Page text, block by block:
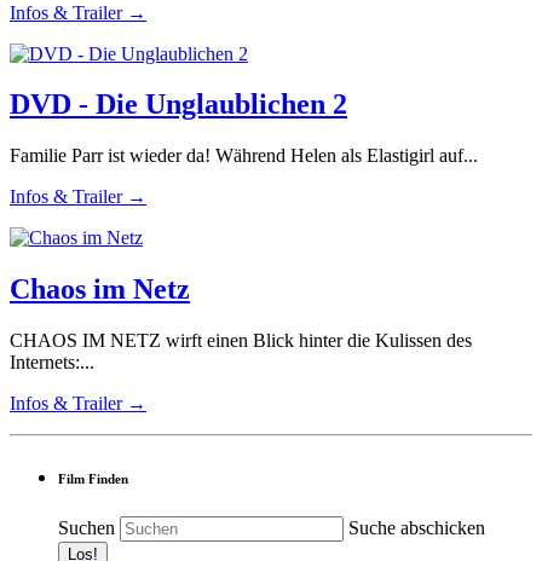
Infos & Trailer →
DVD - Die Unglaublichen 2
Familie Parr ist wieder da! Während Helen als Elastigirl auf...
Infos & Trailer →
Chaos im Netz
CHAOS IM NETZ wirft einen Blick hinter die Kulissen des
Internets:...
Infos & Trailer →
Film Finden
Suchen Suche abschicken